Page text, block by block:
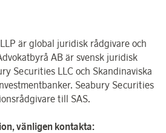
är global juridisk rådgivare och
AB är svensk juridisk
Securities LLC och Skandinaviska
Seabury Securities
till SAS.
vänligen kontakta: